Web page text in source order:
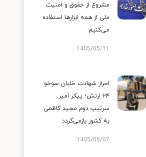
مشروع از حقوق و امنیت
ملی از همه ابزارها استفاده
می‌کنیم
1405/05/11
احراز شهادت خلبان سوخو
۲۴ ارتش؛ پیکر امیر
سرتیپ دوم مجید کاظمی
به کشور بازمی‌گردد
1405/05/07